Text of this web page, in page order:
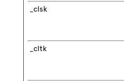
_clsk
_cltk